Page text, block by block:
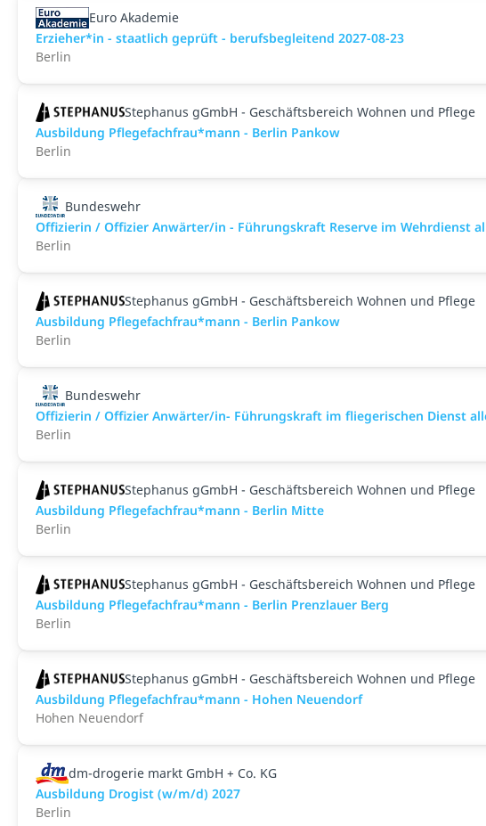
Euro Akademie
Erzieher*in - staatlich geprüft - berufsbegleitend 2027-08-23
Berlin
Stephanus gGmbH - Geschäftsbereich Wohnen und Pflege
Ausbildung Pflegefachfrau*mann - Berlin Pankow
Berlin
Bundeswehr
Offizierin / Offizier Anwärter/in - Führungskraft Reserve im Wehrdienst
Berlin
Stephanus gGmbH - Geschäftsbereich Wohnen und Pflege
Ausbildung Pflegefachfrau*mann - Berlin Pankow
Berlin
Bundeswehr
Offizierin / Offizier Anwärter/in- Führungskraft im fliegerischen Dienst
Berlin
Stephanus gGmbH - Geschäftsbereich Wohnen und Pflege
Ausbildung Pflegefachfrau*mann - Berlin Mitte
Berlin
Stephanus gGmbH - Geschäftsbereich Wohnen und Pflege
Ausbildung Pflegefachfrau*mann - Berlin Prenzlauer Berg
Berlin
Stephanus gGmbH - Geschäftsbereich Wohnen und Pflege
Ausbildung Pflegefachfrau*mann - Hohen Neuendorf
Hohen Neuendorf
dm-drogerie markt GmbH + Co. KG
Ausbildung Drogist (w/m/d) 2027
Berlin